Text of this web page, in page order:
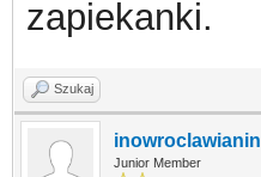
zapiekanki.
Szukaj
inowroclawianin
Junior Member